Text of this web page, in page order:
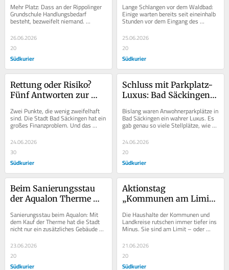
Rippolingen die
günstige Lösung zu
Mehr Platz: Dass an der Rippolinger
Grundschule Handlungsbedarf
besteht, bezweifelt niemand.
Schließlich stiegen die Schülerzahlen
von aktuell 41...
26.06.2026
20
Südkurier
Sicherheit nicht mehr
gewährleistet werden
Lange Schlangen vor dem Waldbad:
Einige warten bereits seit eineinhalb
Stunden vor dem Eingang des
Freibades in Bad Säckingen. Doch
scheinbar wird...
25.06.2026
20
Südkurier
Rettung oder Risiko?
Fünf Antworten zur
durch die Stadt
Zwei Punkte, die wenig zweifelhaft
sind. Die Stadt Bad Säckingen hat ein
großes Finanzproblem. Und das
Aqualon ist eine wichtige Einrichtung.
Doch...
24.06.2026
30
Südkurier
Schluss mit Parkplatz-
Luxus: Bad Säckingen
für Anwohner
Bislang waren Anwohnerparkplätze in
Bad Säckingen ein wahrer Luxus. Es
gab genau so viele Stellplätze, wie
auch Ausweise ausgegeben wurden.
Unter...
24.06.2026
20
Südkurier
Beim Sanierungsstau
der Aqualon Therme
Haushaltsnotlage
vielleicht sogar helfen
Sanierungsstau beim Aqualon: Mit
dem Kauf der Therme hat die Stadt
nicht nur ein zusätzliches Gebäude
zusätzliches...
23.06.2026
20
Südkurier
Aktionstag
„Kommunen am Limit“:
das tägliche Leben am
Hochrhein hart
Die Haushalte der Kommunen und
Landkreise rutschen immer tiefer ins
Minus. Sie sind am Limit – oder
müssen sie...
21.06.2026
20
Südkurier